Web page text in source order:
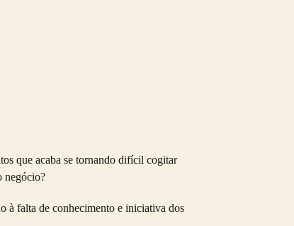
que acaba se tornando difícil cogitar
negócio?
à falta de conhecimento e iniciativa dos